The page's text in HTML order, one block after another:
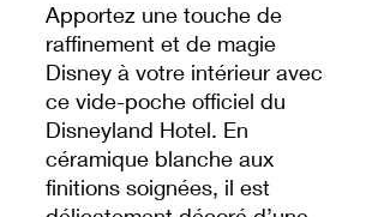
Apportez une touche de
raffinement et de magie
Disney à votre intérieur avec
ce vide-poche officiel du
Disneyland Hotel. En
céramique blanche aux
finitions soignées, il est